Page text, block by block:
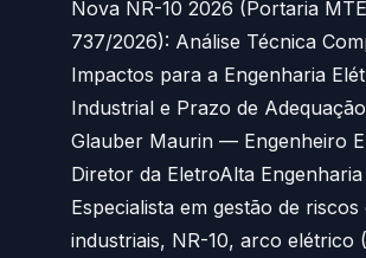
Nova NR-10 2026 (Portaria
737/2026): Análise Técnica
Impactos para a Engenharia
Industrial e Prazo de
Glauber Maurin — Engenheiro
Diretor da EletroAlta Engenharia
Especialista em gestão de riscos
industriais, NR-10, arco elétrico